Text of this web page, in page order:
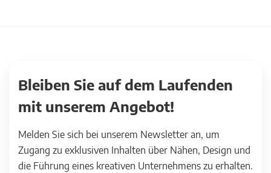
Bleiben Sie auf dem Laufenden
mit unserem Angebot!
Melden Sie sich bei unserem Newsletter an, um
Zugang zu exklusiven Inhalten über Nähen, Design und
die Führung eines kreativen Unternehmens zu erhalten.